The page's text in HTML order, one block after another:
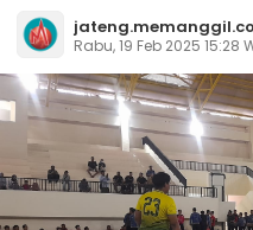
jateng.memanggil.co
Rabu, 19 Feb 2025 15:28